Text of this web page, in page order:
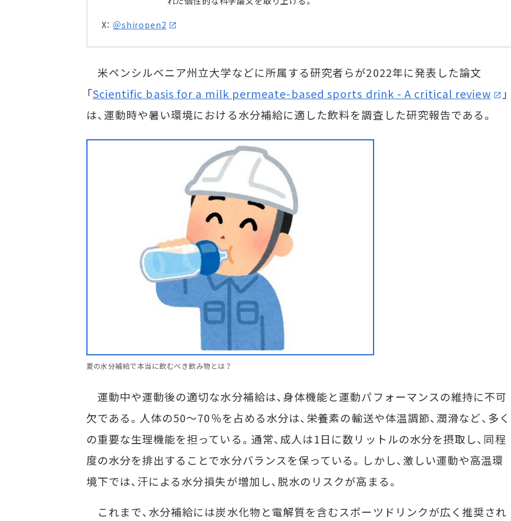
X： ＠shiropen2
米ペンシルベニア州立大学などに所属する研究者らが2022年に発表した論文
「Scientific basis for a milk permeate-based sports drink - A critical review
」
は、運動時や暑い環境における水分補給に適した飲料を調査した研究報告である。
夏の水分補給で本当に飲むべき飲み物とは？
運動中や運動後の適切な水分補給は、身体機能と運動パフォーマンスの維持に不可
欠である。人体の50～70％を占める水分は、栄養素の輸送や体温調節、潤滑など、多く
の重要な生理機能を担っている。通常、成人は1日に数リットルの水分を摂取し、同程
度の水分を排出することで水分バランスを保っている。しかし、激しい運動や高温環
境下では、汗による水分損失が増加し、脱水のリスクが高まる。
これまで、水分補給には炭水化物と電解質を含むスポーツドリンクが広く推奨され